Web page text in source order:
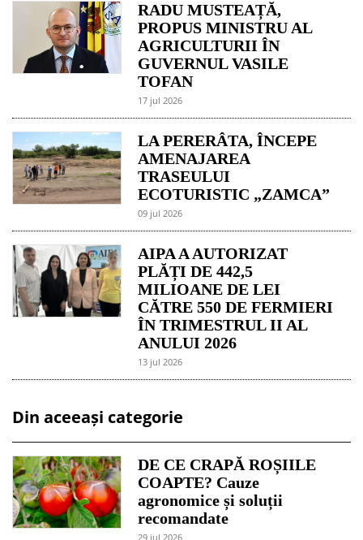
RADU MUSTEAȚĂ,
PROPUS MINISTRU AL
AGRICULTURII ÎN
GUVERNUL VASILE
TOFAN
17 jul 2026
LA PERERÂTA, ÎNCEPE
AMENAJAREA
TRASEULUI
ECOTURISTIC „ZAMCA”
09 jul 2026
AIPA A AUTORIZAT
PLĂȚI DE 442,5
MILIOANE DE LEI
CĂTRE 550 DE FERMIERI
ÎN TRIMESTRUL II AL
ANULUI 2026
13 jul 2026
Din aceeași categorie
DE CE CRAPĂ ROȘIILE
COAPTE? Cauze
agronomice și soluții
recomandate
29 jul 2026